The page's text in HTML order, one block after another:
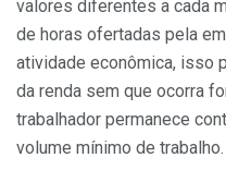
valores diferentes a cada
de horas ofertadas pela
atividade econômica, isso
da renda sem que ocorra
trabalhador permanece
volume mínimo de trabalho.